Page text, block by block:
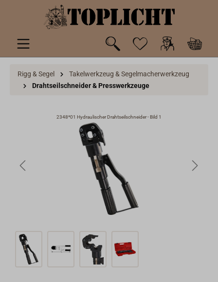
springen
Rigg & Segel
Takelwerkzeug & Segelmacherwerkzeug
Drahtseilschneider & Presswerkzeuge
2348*01 Hydraulischer Drahtseilschneider - Bild 1